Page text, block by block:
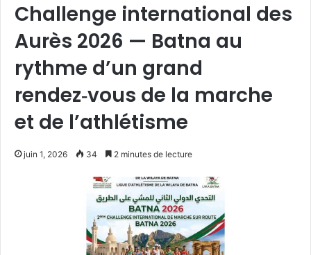
Challenge international des
Aurès 2026 — Batna au
rythme d’un grand
rendez‑vous de la marche
et de l’athlétisme
juin 1, 2026 34 2 minutes de lecture